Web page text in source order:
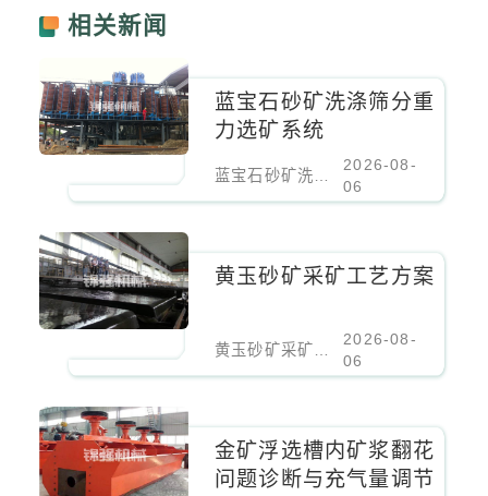
相关新闻
蓝宝石砂矿洗涤筛分重
力选矿系统
2026-08-
06
黄玉砂矿采矿工艺方案
2026-08-
06
​金矿浮选槽内矿浆翻花
问题诊断与充气量调节